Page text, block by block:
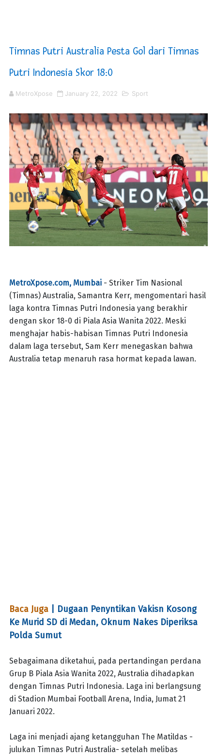
DPRD Madina Setujui Ranperda Pertanggungjawaban
Kurve Kecamatan Medan Tembung Antisipasi Banjir
Optimalkan Efisiensi Anggaran, Bupati Taput JTP
Timnas Putri Australia Pesta Gol dari Timnas
Putri Indonesia Skor 18:0
MetroXpose January 22, 2022 Sport
MetroXpose.com, Mumbai- Striker Tim Nasional
(Timnas) Australia, Samantra Kerr, mengomentari hasil
laga kontra Timnas Putri Indonesia yang berakhir
dengan skor 18-0 di Piala Asia Wanita 2022. Meski
menghajar habis-habisan Timnas Putri Indonesia
dalam laga tersebut, Sam Kerr menegaskan bahwa
Australia tetap menaruh rasa hormat kepada lawan.
Baca Juga| Dugaan Penyntikan Vakisn Kosong
Ke Murid SD di Medan, Oknum Nakes Diperiksa
Polda Sumut
Sebagaimana diketahui, pada pertandingan perdana
Grup B Piala Asia Wanita 2022, Australia dihadapkan
dengan Timnas Putri Indonesia. Laga ini berlangsung
di Stadion Mumbai Football Arena, India, Jumat 21
Januari 2022.
Laga ini menjadi ajang ketangguhan The Matildas -
julukan Timnas Putri Australia- setelah melibas